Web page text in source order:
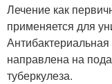
Лечение как
применяется для
направлена на
туберкулеза.